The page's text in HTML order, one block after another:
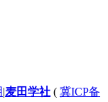
|麦田学社 ( 冀ICP备